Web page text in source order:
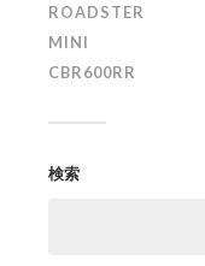
ROADSTER
MINI
CBR600RR
検索